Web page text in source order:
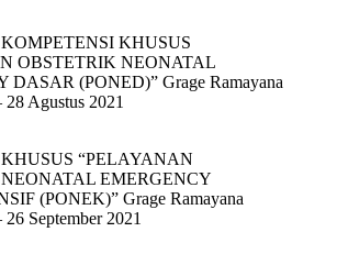
KHUSUS
OBSTETRIK NEONATAL
DASAR (PONED)” Grage Ramayana
Agustus 2021
“PELAYANAN
EMERGENCY
(PONEK)” Grage Ramayana
September 2021